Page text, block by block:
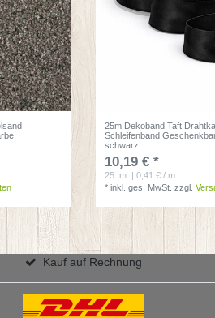
25m Dekoband Taft
Schleifenband
schwarz
10,19 € *
25 m | 0,41 € / m
*inkl. ges. MwSt. zzgl.
Kauf auf Rechnung